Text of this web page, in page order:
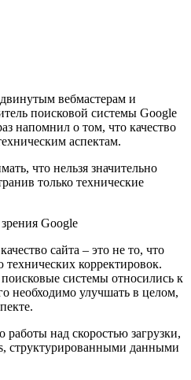
вебмастерам и
поисковой системы Google
напомнил о том, что качество
аспектам.
что нельзя значительно
только технические
сайта – это не то, что
корректировок.
системы относились к
необходимо улучшать в целом,
работы над скоростью загрузки,
структурированными данными